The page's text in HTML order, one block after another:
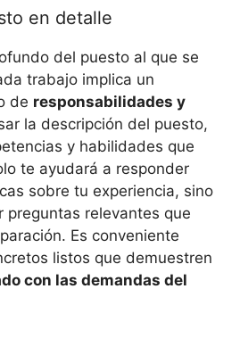
en detalle
del ⁢puesto al​ que se​
trabajo implica ‍un⁣
de responsabilidades y​
la descripción del⁣ puesto,
y‌ habilidades que
te ayudará a ⁢responder
sobre tu experiencia, ​sino
preguntas relevantes que
Es‌ conveniente
listos que demuestren
con las demandas del